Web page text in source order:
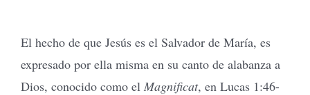
El hecho de que Jesús es el Salvador de María, es
expresado por ella misma en su canto de alabanza a
Dios, conocido como el Magnificat, en Lucas 1:46-